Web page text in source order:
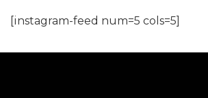
[instagram-feed num=5 cols=5]